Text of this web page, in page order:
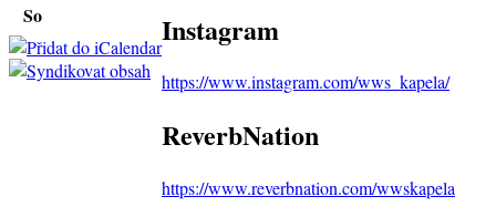
So Instagram
https://www.instagram.com/wws_kapela/
ReverbNation
https://www.reverbnation.com/wwskapela